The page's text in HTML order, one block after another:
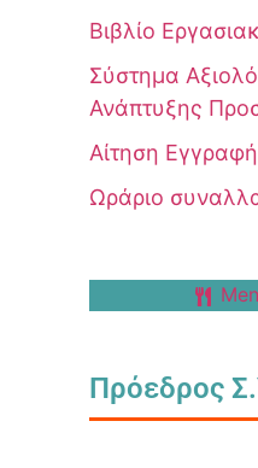
Βιβλίο
Σύστημα
Ανάπτυξης
Αίτηση
Ωράριο
Πρόεδρος